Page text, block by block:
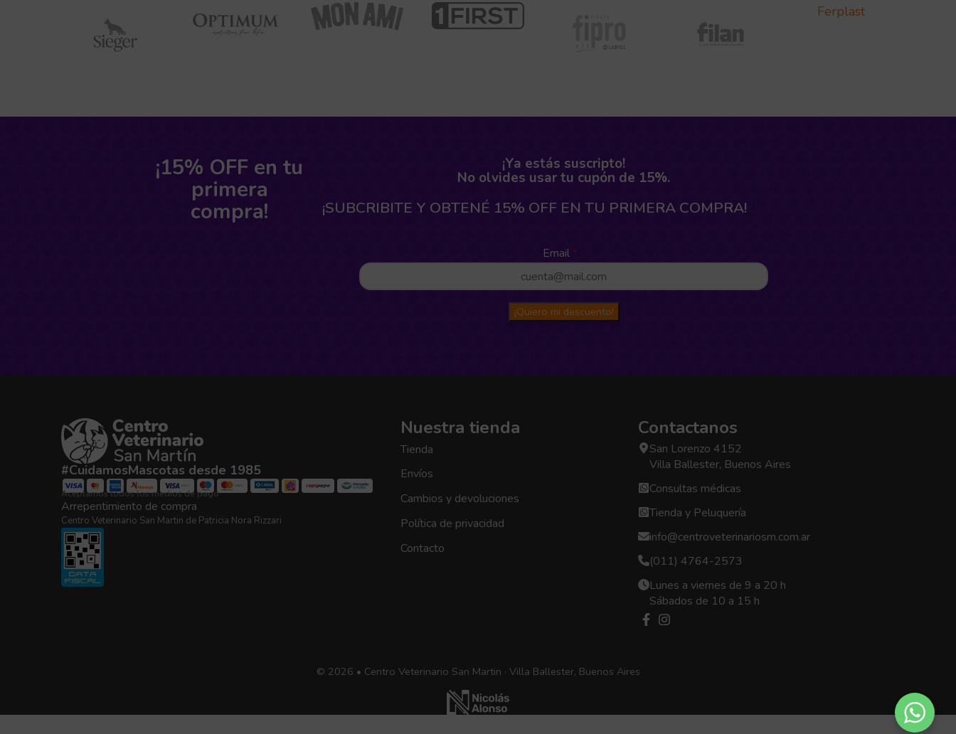
Ferplast
¡15% OFF en tu
primera
compra!
¡Ya estás suscripto!
No olvides usar tu cupón de 15%.
¡SUBCRIBITE Y OBTENÉ 15% OFF EN TU PRIMERA COMPRA!
Email
¡Quiero mi descuento!
#CuidamosMascotas desde 1985
Aceptamos todos los medios de pago
Arrepentimiento de compra
Centro Veterinario San Martin de Patricia Nora Rizzari
Nuestra tienda
Tienda
Envíos
Cambios y devoluciones
Política de privacidad
Contacto
Contactanos
San Lorenzo 4152
Villa Ballester, Buenos Aires
Consultas médicas
Tienda y Peluquería
info@centroveterinariosm.com.ar
(011) 4764-2573
Lunes a viernes de 9 a 20 h
Sábados de 10 a 15 h
© 2026 • Centro Veterinario San Martin · Villa Ballester, Buenos Aires